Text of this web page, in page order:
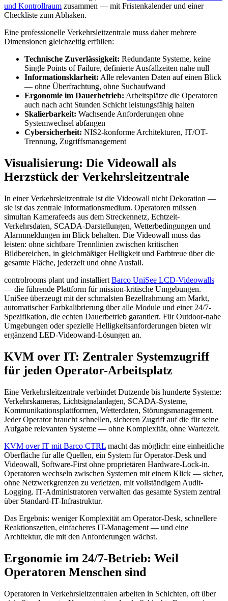
und Kontrollraum zusammen — mit Fristenkalender und einer
Checkliste zum Abhaken.
Eine professionelle Verkehrsleitzentrale muss daher mehrere
Dimensionen gleichzeitig erfüllen:
Technische Zuverlässigkeit: Redundante Systeme, keine
Single Points of Failure, definierte Ausfallzeiten nahe null
Informationsklarheit: Alle relevanten Daten auf einen Blick
— ohne Überfrachtung, ohne Suchaufwand
Ergonomie im Dauerbetrieb: Arbeitsplätze die Operatoren
auch nach acht Stunden Schicht leistungsfähig halten
Skalierbarkeit: Wachsende Anforderungen ohne
Systemwechsel abfangen
Cybersicherheit: NIS2-konforme Architekturen, IT/OT-
Trennung, Zugriffsmanagement
Visualisierung: Die Videowall als
Herzstück der Verkehrsleitzentrale
In einer Verkehrsleitzentrale ist die Videowall nicht Dekoration —
sie ist das zentrale Informationsmedium. Operatoren müssen
simultan Kamerafeeds aus dem Streckennetz, Echtzeit-
Verkehrsdaten, SCADA-Darstellungen, Wetterbedingungen und
Alarmmeldungen im Blick behalten. Die Videowall muss das
leisten: ohne sichtbare Trennlinien zwischen kritischen
Bildbereichen, in gleichmäßiger Helligkeit und Farbtreue über die
gesamte Fläche, jederzeit und ohne Ausfall.
controlrooms plant und installiert Barco UniSee LCD-Videowalls
— die führende Plattform für mission-kritische Umgebungen.
UniSee überzeugt mit der schmalsten Bezellrahmung am Markt,
automatischer Farbkalibrierung über alle Module und einer 24/7-
Spezifikation, die echten Dauerbetrieb garantiert. Für Outdoor-nahe
Umgebungen oder spezielle Helligkeitsanforderungen bieten wir
ergänzend LED-Videowand-Lösungen an.
KVM over IT: Zentraler Systemzugriff
für jeden Operator-Arbeitsplatz
Eine Verkehrsleitzentrale verbindet Dutzende bis hunderte Systeme:
Verkehrskameras, Lichtsignalanlagen, SCADA-Systeme,
Kommunikationsplattformen, Wetterdaten, Störungsmanagement.
Jeder Operator braucht schnellen, sicheren Zugriff auf die für seine
Aufgabe relevanten Systeme — ohne Komplexität, ohne Wartezeit.
KVM over IT mit Barco CTRL macht das möglich: eine einheitliche
Oberfläche für alle Quellen, ein System für Operator-Desk und
Videowall, Software-First ohne proprietären Hardware-Lock-in.
Operatoren wechseln zwischen Systemen mit einem Klick — sicher,
ohne Netzwerkgrenzen zu verletzen, mit vollständigem Audit-
Logging. IT-Administratoren verwalten das gesamte System zentral
über Standard-IT-Infrastruktur.
Das Ergebnis: weniger Komplexität am Operator-Desk, schnellere
Reaktionszeiten, einfacheres IT-Management — und eine
Architektur, die mit den Anforderungen wächst.
Ergonomie im 24/7-Betrieb: Weil
Operatoren Menschen sind
Operatoren in Verkehrsleitzentralen arbeiten in Schichten, oft über